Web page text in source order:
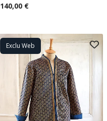
140,00 €
Exclu Web